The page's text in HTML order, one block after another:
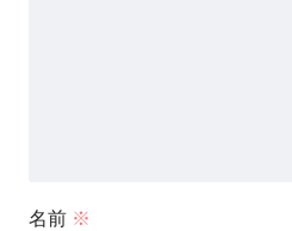
名前 ※